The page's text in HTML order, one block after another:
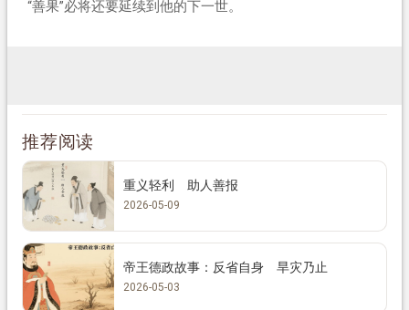
“善果”必将还要延续到他的下一世。
推荐阅读
重义轻利 助人善报
2026-05-09
帝王德政故事：反省自身 旱灾乃止
2026-05-03